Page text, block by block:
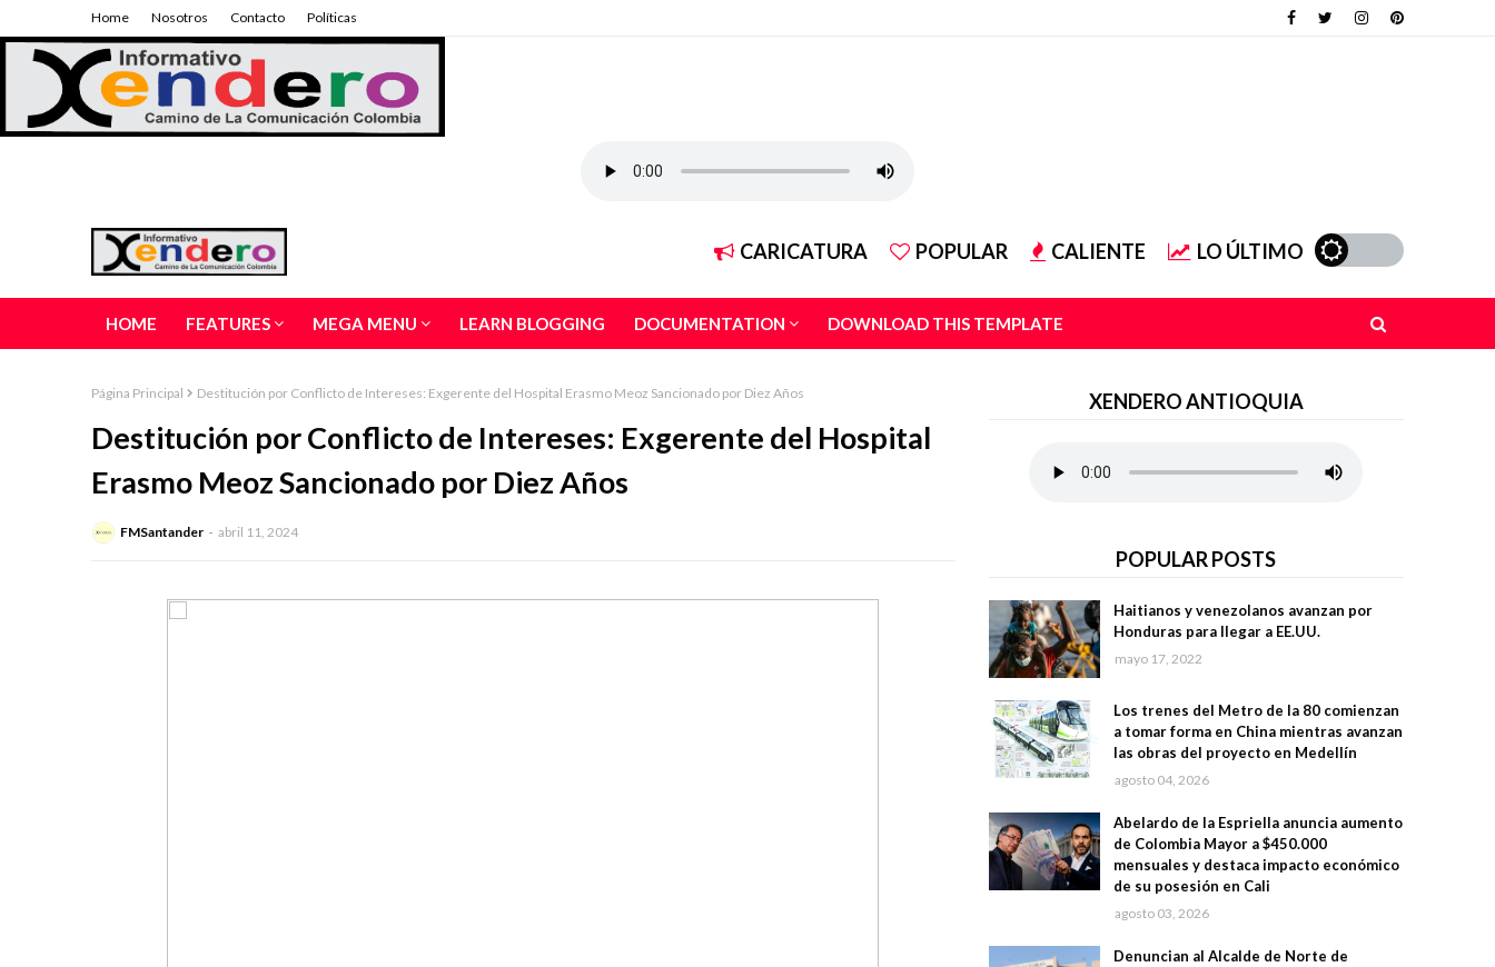
Home Nosotros Contacto Políticas
CARICATURA POPULAR CALIENTE LO ÚLTIMO
HOME FEATURES MEGA MENU LEARN BLOGGING DOCUMENTATION DOWNLOAD THIS TEMPLATE
Página Principal Destitución por Conflicto de Intereses: Exgerente del Hospital Erasmo Meoz Sancionado por Diez Años
Destitución por Conflicto de Intereses: Exgerente del Hospital
Erasmo Meoz Sancionado por Diez Años
FMSantander abril 11, 2024
XENDERO ANTIOQUIA
POPULAR POSTS
Haitianos y venezolanos avanzan por
Honduras para llegar a EE.UU.
mayo 17, 2022
Los trenes del Metro de la 80 comienzan
a tomar forma en China mientras avanzan
las obras del proyecto en Medellín
agosto 04, 2026
Abelardo de la Espriella anuncia aumento
de Colombia Mayor a $450.000
mensuales y destaca impacto económico
de su posesión en Cali
agosto 03, 2026
Denuncian al Alcalde de Norte de